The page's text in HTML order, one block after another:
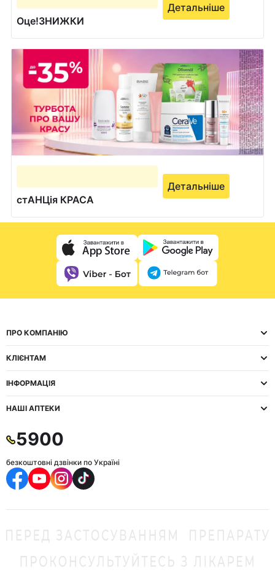
Оце!ЗНИЖКИ
Детальніше
стАНЦія КРАСА
Детальніше
ПРО КОМПАНІЮ
КЛІЄНТАМ
ІНФОРМАЦІЯ
НАШІ АПТЕКИ
5900
безкоштовні дзвінки по Україні